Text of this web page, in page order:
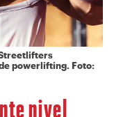
powerlifting. Foto:
nivel